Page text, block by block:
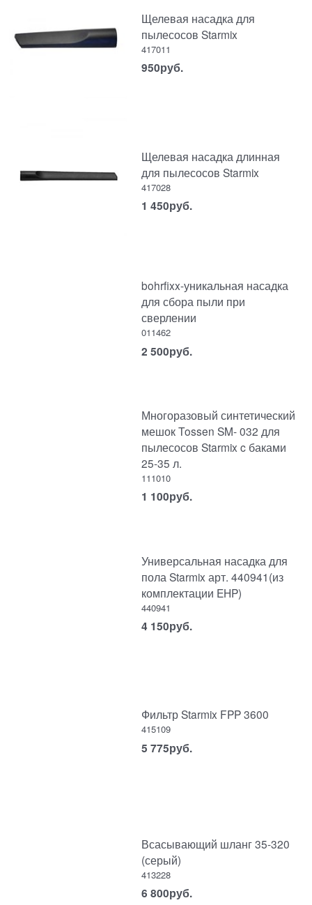
Щелевая насадка для
пылесосов Starmix
417011
950руб.
Щелевая насадка длинная
для пылесосов Starmix
417028
1 450руб.
bohrfixx-уникальная насадка
для сбора пыли при
сверлении
011462
2 500руб.
Многоразовый синтетический
мешок Tossen SM- 032 для
пылесосов Starmix c баками
25-35 л.
111010
1 100руб.
Универсальная насадка для
пола Starmix арт. 440941(из
комплектации EHP)
440941
4 150руб.
Фильтр Starmix FPP 3600
415109
5 775руб.
Всасывающий шланг 35-320
(серый)
413228
6 800руб.